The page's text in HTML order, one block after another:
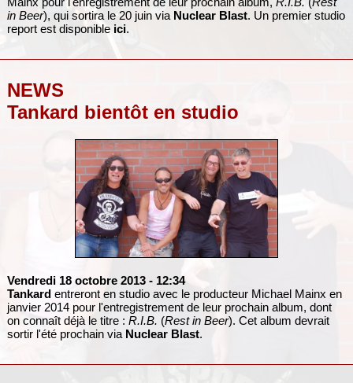
in Beer), qui sortira le 20 juin via Nuclear Blast. Un premier studio
report est disponible ici.
NEWS
Tankard bientôt en studio
Vendredi 18 octobre 2013 - 12:34
Tankardentreront en studio avec le producteur Michael Mainx en
janvier 2014 pour l'entregistrement de leur prochain album, dont
on connaît déjà le titre : R.I.B. (Rest in Beer). Cet album devrait
sortir l'été prochain via Nuclear Blast.